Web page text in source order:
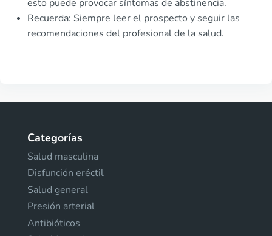
esto puede provocar síntomas de abstinencia.
Recuerda: Siempre leer el prospecto y seguir las
recomendaciones del profesional de la salud.
Categorías
Salud masculina
Disfunción eréctil
Salud general
Presión arterial
Antibióticos